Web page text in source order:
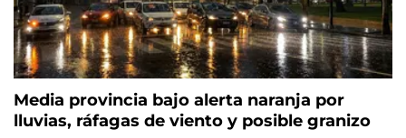
Media provincia bajo alerta naranja por
lluvias, ráfagas de viento y posible granizo